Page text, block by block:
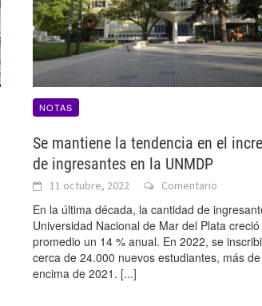
NOTAS
Se mantiene la tendencia en el
de ingresantes en la UNMDP
11 octubre, 2022 Comentario
En la última década, la cantidad de
Universidad Nacional de Mar del Plata creció
promedio un 14 % anual. En 2022, se
cerca de 24.000 nuevos estudiantes, más
encima de 2021. [...]